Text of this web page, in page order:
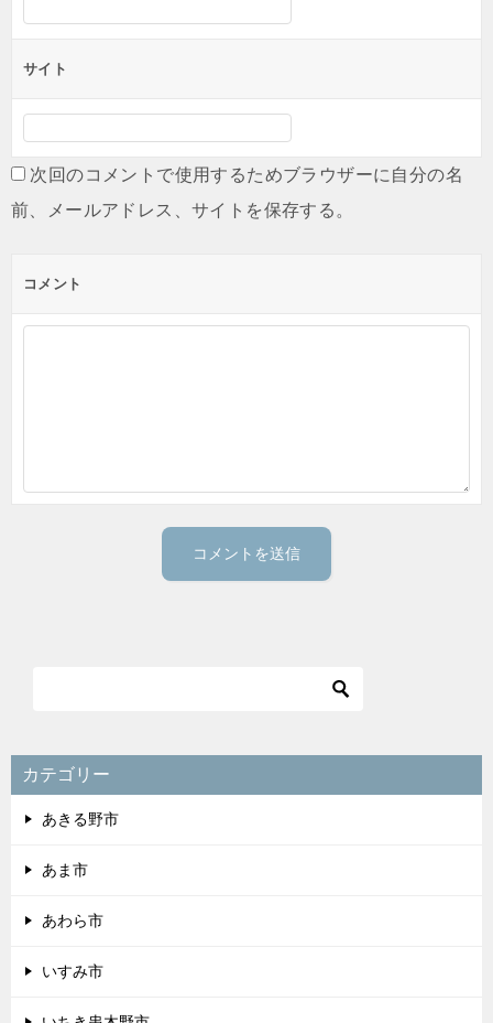
サイト
次回のコメントで使用するためブラウザーに自分の名
前、メールアドレス、サイトを保存する。
コメント
カテゴリー
あきる野市
あま市
あわら市
いすみ市